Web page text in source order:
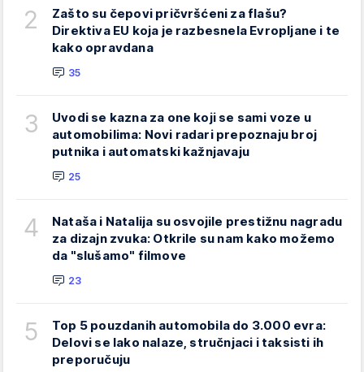
2
Zašto su čepovi pričvršćeni za flašu?
Direktiva EU koja je razbesnela Evropljane i te
kako opravdana
35
3
Uvodi se kazna za one koji se sami voze u
automobilima: Novi radari prepoznaju broj
putnika i automatski kažnjavaju
25
4
Nataša i Natalija su osvojile prestižnu nagradu
za dizajn zvuka: Otkrile su nam kako možemo
da "slušamo" filmove
23
5
Top 5 pouzdanih automobila do 3.000 evra:
Delovi se lako nalaze, stručnjaci i taksisti ih
preporučuju